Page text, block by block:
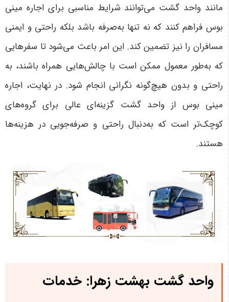
مانند واحد گشت می‌توانند شرایط مناسبی برای اجاره مینی
بوس فراهم کنند که نه تنها به‌صرفه باشد بلکه راحتی و ایمنی
مسافران را نیز تضمین کند. این امر باعث می‌شود تا سفرهایی
که به‌طور معمول ممکن است با چالش‌هایی همراه باشند، به
راحتی و بدون هیچ‌گونه نگرانی انجام شود. در نهایت، اجاره
مینی بوس از واحد گشت گزینه‌ای عالی برای گروه‌های
کوچک‌تر است که به‌دنبال راحتی و صرفه‌جویی در هزینه‌ها
هستند.
واحد گشت بهشت زهرا: خدمات